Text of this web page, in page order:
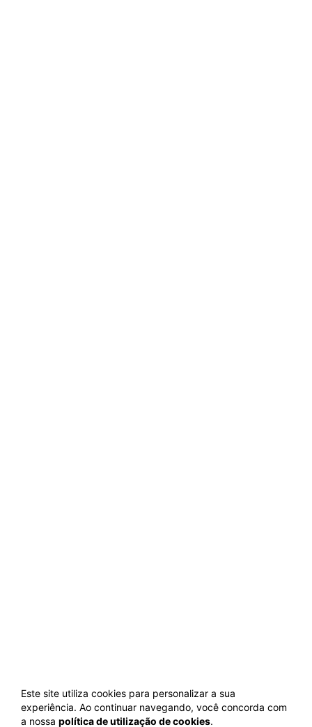
Este site utiliza cookies para personalizar a sua
experiência. Ao continuar navegando, você concorda com
a nossa política de utilização de cookies.